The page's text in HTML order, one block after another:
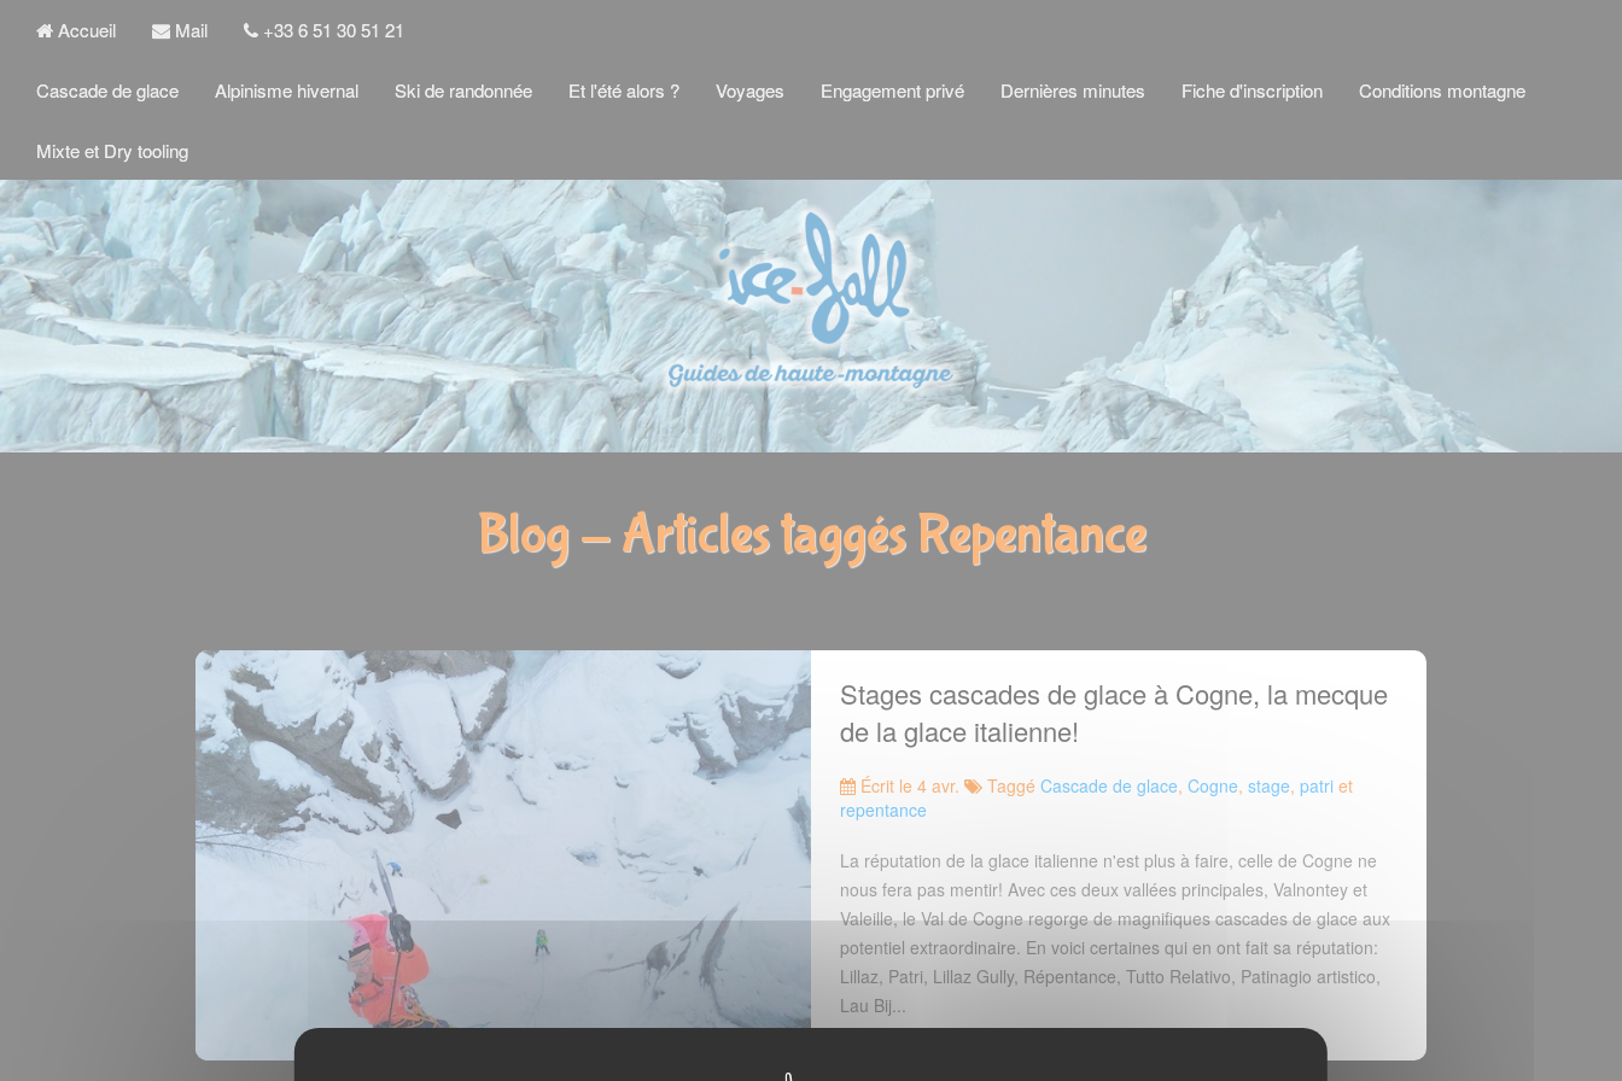
Accueil Mail +33 6 51 30 51 21
Cascade de glace Alpinisme hivernal Ski de randonnée Et l'été alors ? Voyages Engagement privé Dernières minutes Fiche d'inscription Conditions montagne
Mixte et Dry tooling
Blog - Articles taggés Repentance
Stages cascades de glace à Cogne, la mecque
de la glace italienne!
Écrit le 4 avr. Taggé Cascade de glace, Cogne, stage, patri et
repentance
La réputation de la glace italienne n'est plus à faire, celle de Cogne ne
nous fera pas mentir! Avec ces deux vallées principales, Valnontey et
Valeille, le Val de Cogne regorge de magnifiques cascades de glace aux
potentiel extraordinaire. En voici certaines qui en ont fait sa réputation:
Lillaz, Patri, Lillaz Gully, Répentance, Tutto Relativo, Patinagio artistico,
Lau Bij...